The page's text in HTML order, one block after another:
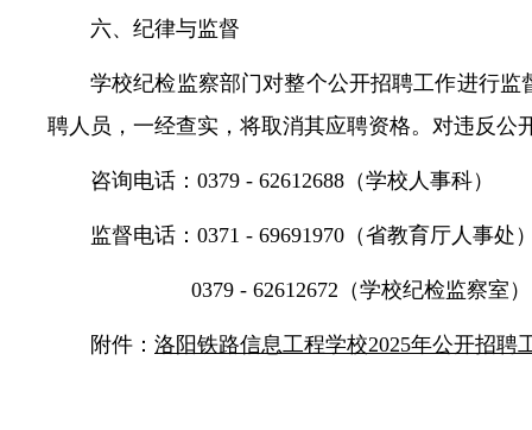
六、纪律与监督
学校纪检监察部门对整个公开招聘工作进行
聘人员，一经查实，将取消其应聘资格。对违反
咨询电话：0379 - 62612688（学校人事科）
监督电话：0371 - 69691970（省教育厅人事处
0379 - 62612672（学校纪检监察室）
附件： 洛阳铁路信息工程学校2025年公开招聘